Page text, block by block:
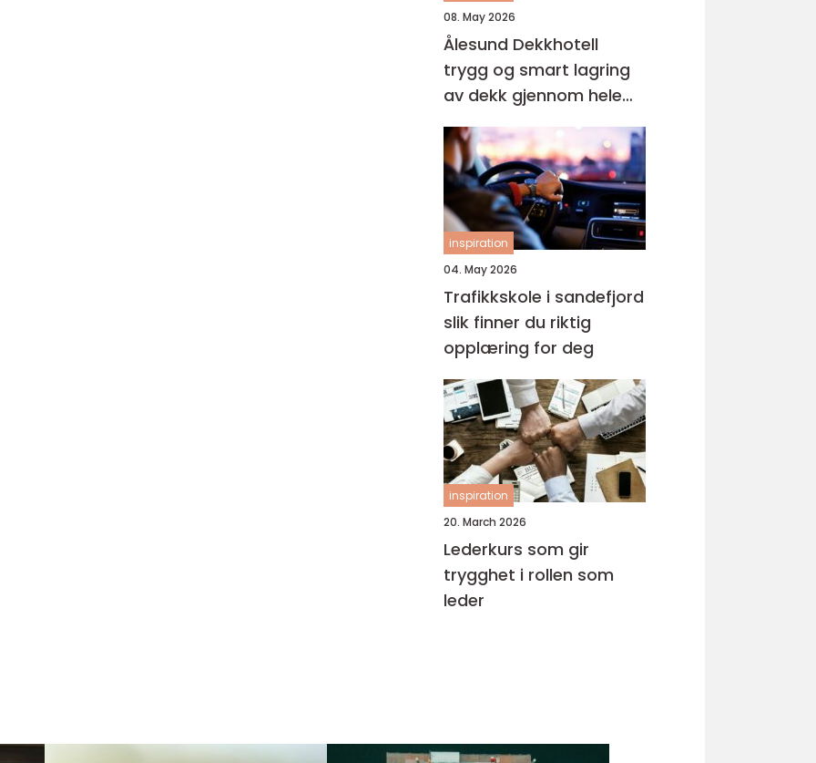
08. May 2026
Ålesund Dekkhotell
trygg og smart lagring
av dekk gjennom hele
året
inspiration
04. May 2026
Trafikkskole i sandefjord
slik finner du riktig
opplæring for deg
inspiration
20. March 2026
Lederkurs som gir
trygghet i rollen som
leder